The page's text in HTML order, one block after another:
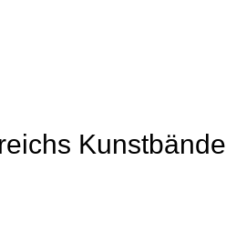
Kunstbände